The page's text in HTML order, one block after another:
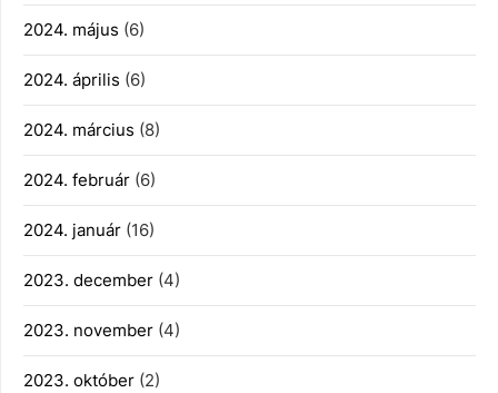
2024. május (6)
2024. április (6)
2024. március (8)
2024. február (6)
2024. január (16)
2023. december (4)
2023. november (4)
2023. október (2)